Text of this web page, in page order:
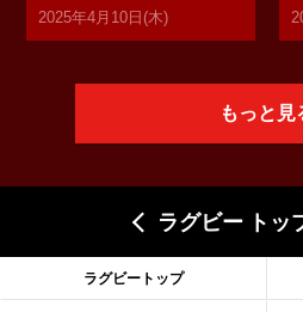
2025年4月10日(木)
もっと見
ラグビー トッ
ラグビートップ